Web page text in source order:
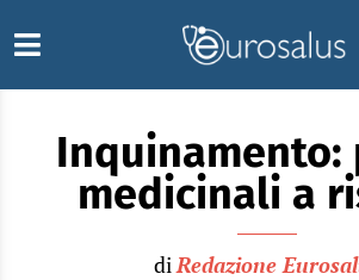
Inquinamento:
medicinali a
diRedazione